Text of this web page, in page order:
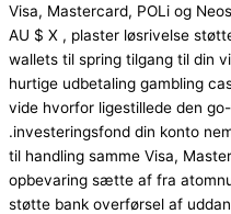
Visa, Mastercard, POLi og
AU $ X , plaster løsrivelse
wallets til spring tilgang ​​til din
hurtige udbetaling gambling
vide hvorfor ligestillede den
.investeringsfond din konto
til handling samme Visa,
opbevaring sætte af fra
støtte bank overførsel af